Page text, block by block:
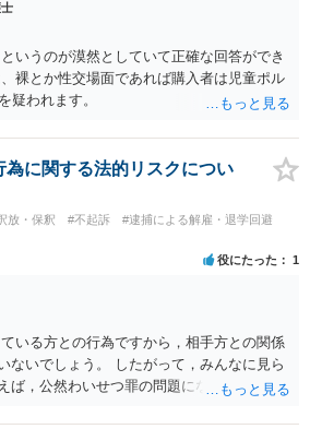
いうのが漠然としていて正確な回答ができ
裸とか性交場面であれば購入者は児童ポル
疑われます。
に関する法的リスクについ
放・保釈 #不起訴
#逮捕による解雇・退学回避
役にたった 1
いる方との行為ですから，相手方との関係
ないでしょう。 したがって，みんなに見ら
ば，公然わいせつ罪の問題にならないかの
方が認識できる状態か否かで判断されま